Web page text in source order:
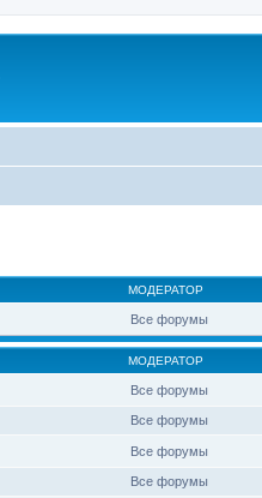
МОДЕРАТОР
Все форумы
МОДЕРАТОР
Все форумы
Все форумы
Все форумы
Все форумы